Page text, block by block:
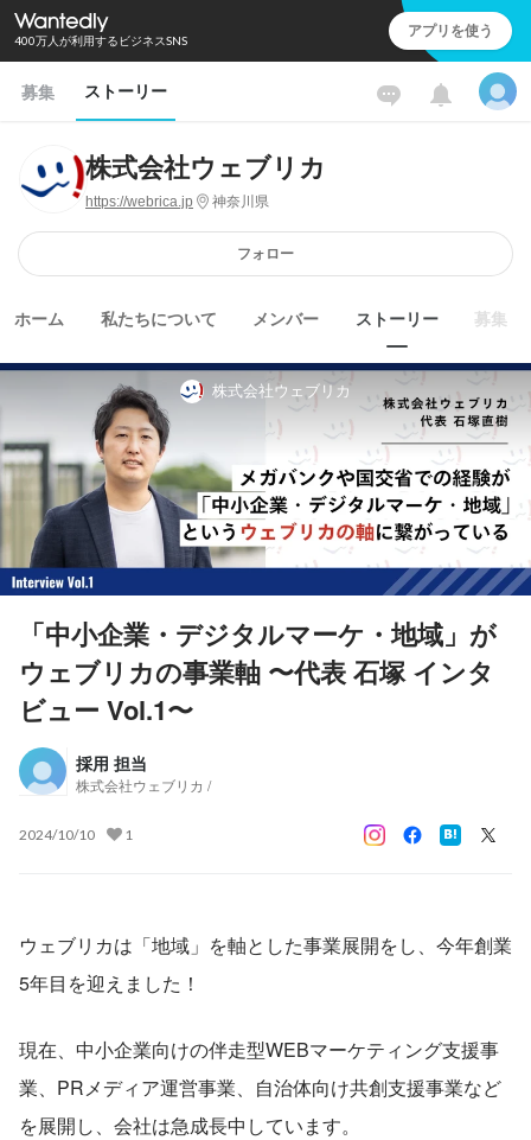
400万人が利用するビジネスSNS アプリを使う
募集 ストーリー
株式会社ウェブリカ
https://webrica.jp 神奈川県
フォロー
ホーム 私たちについて メンバー ストーリー 募集
株式会社ウェブリカ
「中小企業・デジタルマーケ・地域」が
ウェブリカの事業軸 〜代表 石塚 インタ
ビュー Vol.1〜
採用 担当
株式会社ウェブリカ /
2024/10/10 1
ウェブリカは「地域」を軸とした事業展開をし、今年創業
5年目を迎えました！
現在、中小企業向けの伴走型WEBマーケティング支援事
業、PRメディア運営事業、自治体向け共創支援事業など
を展開し、会社は急成長中しています。